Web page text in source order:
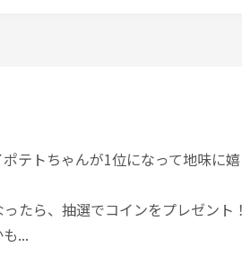
テトちゃんが1位になって地味に嬉
たら、抽選でコインをプレゼント
...